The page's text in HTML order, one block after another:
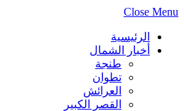
Close Menu
الرئيسية
أخبار الشمال
طنجة
تطوان
العرائش
القصر الكبير